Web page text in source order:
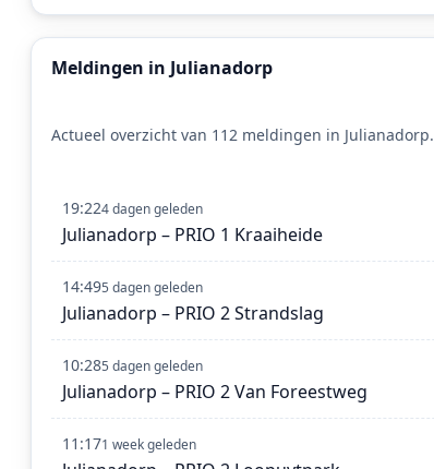
Meldingen in Julianadorp
Actueel overzicht van 112 meldingen in Julianadorp.
19:224 dagen geleden
Julianadorp – PRIO 1 Kraaiheide
14:495 dagen geleden
Julianadorp – PRIO 2 Strandslag
10:285 dagen geleden
Julianadorp – PRIO 2 Van Foreestweg
11:171 week geleden